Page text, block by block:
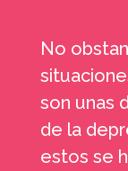
No
son unas
de la
estos se